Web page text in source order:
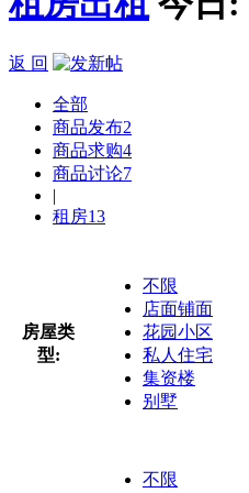
返 回
全部
商品发布2
商品求购4
商品讨论7
|
租房13
房屋类
型:
不限
店面铺面
花园小区
私人住宅
集资楼
别墅
不限